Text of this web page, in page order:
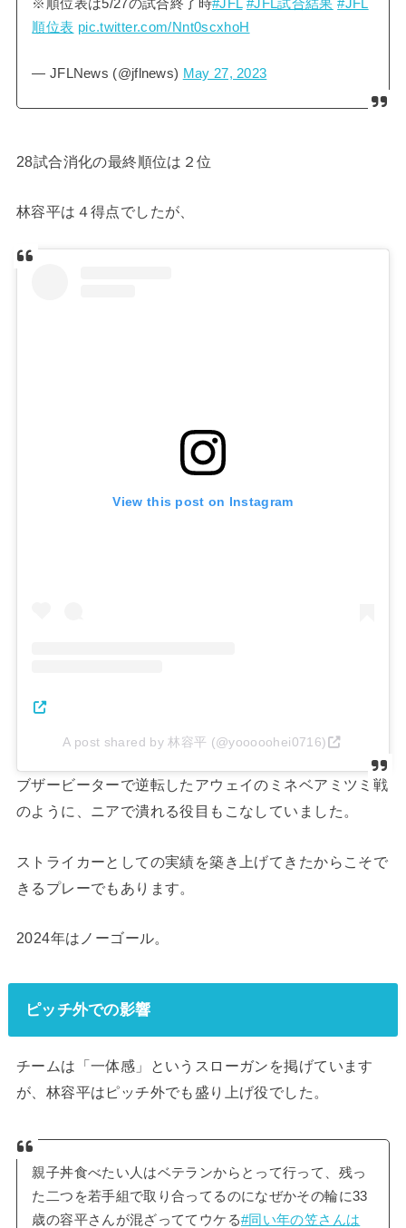
※順位表は5/27の試合終了時#JFL #JFL試合結果 #JFL
順位表 pic.twitter.com/Nnt0scxhoH
— JFLNews (@jflnews) May 27, 2023
28試合消化の最終順位は２位
林容平は４得点でしたが、
View this post on Instagram
A post shared by 林容平 (@yooooohei0716)
ブザービーターで逆転したアウェイのミネベアミツミ戦
のように、ニアで潰れる役目もこなしていました。
ストライカーとしての実績を築き上げてきたからこそで
きるプレーでもあります。
2024年はノーゴール。
ピッチ外での影響
チームは「一体感」というスローガンを掲げています
が、林容平はピッチ外でも盛り上げ役でした。
親子丼食べたい人はベテランからとって行って、残っ
た二つを若手組で取り合ってるのになぜかその輪に33
歳の容平さんが混ざっててウケる#同い年の笠さんは